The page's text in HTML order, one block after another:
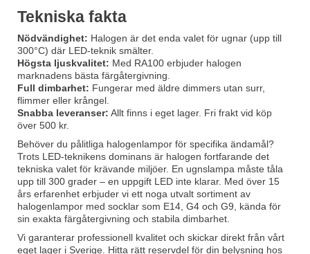
Tekniska fakta
Nödvändighet: Halogen är det enda valet för ugnar (upp till
300°C) där LED-teknik smälter.
Högsta ljuskvalitet: Med RA100 erbjuder halogen
marknadens bästa färgåtergivning.
Full dimbarhet: Fungerar med äldre dimmers utan surr,
flimmer eller krångel.
Snabba leveranser: Allt finns i eget lager. Fri frakt vid köp
över 500 kr.
Behöver du pålitliga halogenlampor för specifika ändamål?
Trots LED-teknikens dominans är halogen fortfarande det
tekniska valet för krävande miljöer. En ugnslampa måste tåla
upp till 300 grader – en uppgift LED inte klarar. Med över 15
års erfarenhet erbjuder vi ett noga utvalt sortiment av
halogenlampor med socklar som E14, G4 och G9, kända för
sin exakta färgåtergivning och stabila dimbarhet.
Vi garanterar professionell kvalitet och skickar direkt från vårt
eget lager i Sverige. Hitta rätt reservdel för din belysning hos